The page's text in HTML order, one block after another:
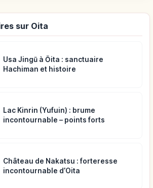
sur Oita
Usa Jingū à Ōita : sanctuaire
Hachiman et histoire
Lac Kinrin (Yufuin) : brume
incontournable – points forts
Château de Nakatsu : forteresse
incontournable d’Oita